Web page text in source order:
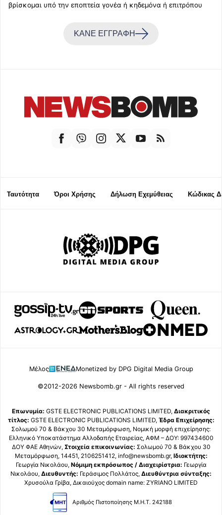
βρίσκομαι υπό την εποπτεία γονέα ή κηδεμόνα ή επιτρόπου
ΚΑΝΕ ΕΓΓΡΑΦΗ
Ταυτότητα Όροι Χρήσης Δήλωση Εχεμύθειας Κώδικας
Μέλος Monetized by DPG Digital Media Group
©2012-2026 Newsbomb.gr - All rights reserved
Επωνυμία: GSTE ELECTRONIC PUBLICATIONS LIMITED, Διακριτικός
τίτλος: GSTE ELECTRONIC PUBLICATIONS LIMITED, Έδρα Επιχείρησης:
Σολωμού 70 & Βάκχου 30 Μεταμόρφωση, Νομική μορφή επιχείρησης:
Ελληνικό Υποκατάστημα Αλλοδαπής Εταιρείας, ΑΦΜ – ΔΟΥ: 997434600
ΔΟΥ ΦΑΕ Αθηνών, Στοιχεία επικοινωνίας: Σολωμού 70 & Βάκχου 30
Μεταμόρφωση, 14451, 2106251412, info@newsbomb.gr, Ιδιοκτήτης:
Γεωργία Νικολάου, Νόμιμη εκπρόσωπος / Διαχειρίστρια: Γεωργία
Νικολάου, Διευθυντής: Γεράσιμος Πολλάτος, Διευθύντρια σύνταξης:
Χρυσούλα Γρίβα, Δικαιούχος domain name: ZYRIANO LIMITED
Αριθμός Πιστοποίησης Μ.Η.Τ. 242188